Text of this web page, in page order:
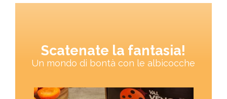
Scatenate la fantasia!
Un mondo di bontà con le albicocche